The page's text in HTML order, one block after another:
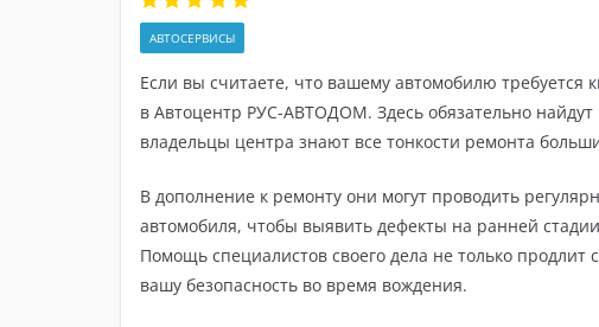
АВТОСЕРВИСЫ
Если вы считаете, что вашему автомобилю
в Автоцентр РУС-АВТОДОМ. Здесь обязательно
владельцы центра знают все тонкости ремонта
В дополнение к ремонту они могут проводить
автомобиля, чтобы выявить дефекты на ранней
Помощь специалистов своего дела не только
вашу безопасность во время вождения.